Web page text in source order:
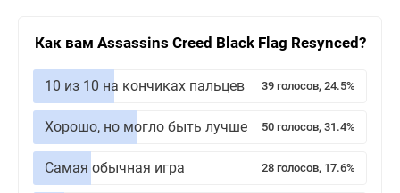
Как вам Assassins Creed Black Flag Resynced?
10 из 10 на кончиках пальцев 39 голосов, 24.5%
Хорошо, но могло быть лучше 50 голосов, 31.4%
Самая обычная игра 28 голосов, 17.6%